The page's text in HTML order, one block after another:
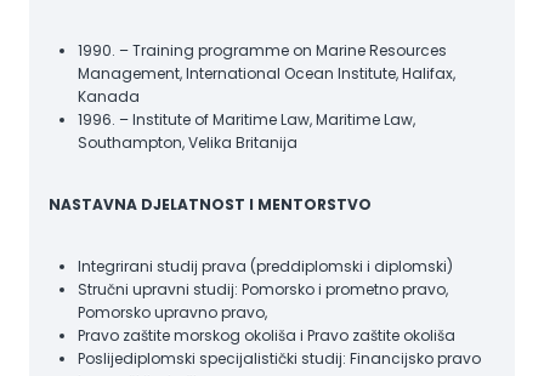
1990. – Training programme on Marine Resources
Management, International Ocean Institute, Halifax,
Kanada
1996. – Institute of Maritime Law, Maritime Law,
Southampton, Velika Britanija
NASTAVNA DJELATNOST I MENTORSTVO
Integrirani studij prava (preddiplomski i diplomski)
Stručni upravni studij: Pomorsko i prometno pravo,
Pomorsko upravno pravo,
Pravo zaštite morskog okoliša i Pravo zaštite okoliša
Poslijediplomski specijalistički studij: Financijsko pravo